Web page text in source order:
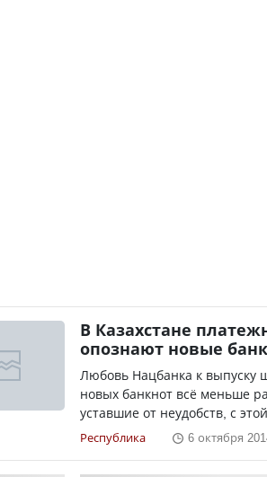
В Казахстане
опознают новые
Любовь Нацбанка к выпуску
новых банкнот всё меньше
уставшие от неудобств, с
Республика 6 октября